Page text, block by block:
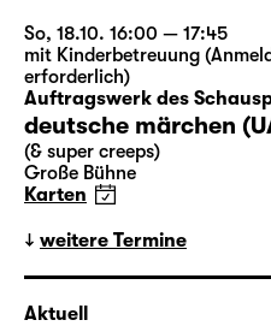
So, 18.10. 16:00 — 17:45
mit Kinderbetreuung
erforderlich)
Auftragswerk des
deutsche märchen
(& super creeps)
Große Bühne
Karten
weitere Termine
Aktuell